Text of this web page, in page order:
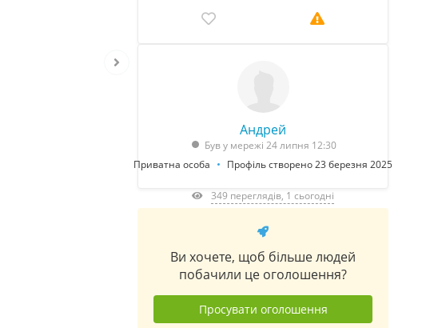
Андрей
Був у мережі 24 липня 12:30
Приватна особа
Профіль створено 23 березня 2025
349 переглядів, 1 сьогодні
Ви хочете, щоб більше людей
побачили це оголошення?
Просувати оголошення